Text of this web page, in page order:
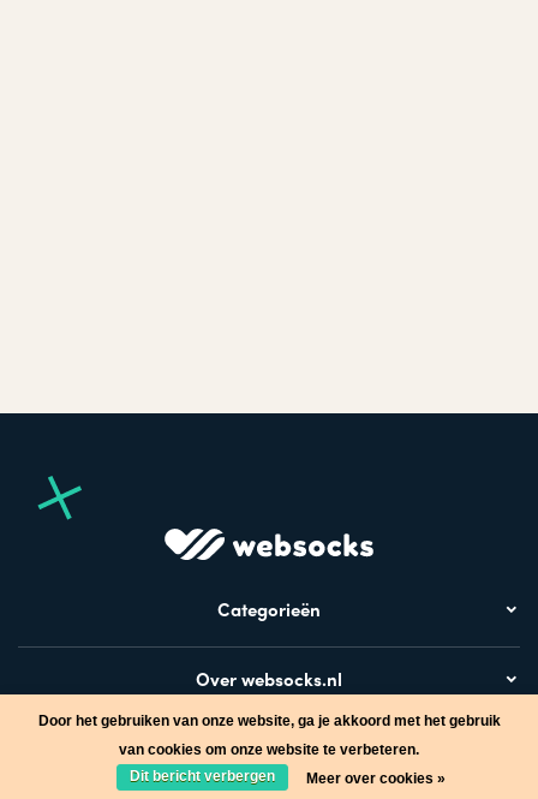
Categorieën
Over websocks.nl
Bezoek ook
Door het gebruiken van onze website, ga je akkoord met het gebruik
van cookies om onze website te verbeteren.
Dit bericht verbergen
Meer over cookies »